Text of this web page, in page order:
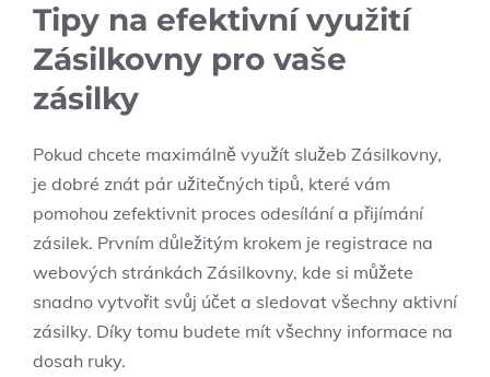
Tipy na efektivní využití
Zásilkovny pro vaše
zásilky
Pokud chcete maximálně využít služeb Zásilkovny,
je dobré znát pár užitečných tipů, které vám
pomohou zefektivnit proces odesílání a přijímání
zásilek. Prvním důležitým krokem je registrace na
webových stránkách Zásilkovny, kde si můžete
snadno vytvořit svůj účet a sledovat všechny aktivní
zásilky. Díky tomu budete mít všechny informace na
dosah ruky.